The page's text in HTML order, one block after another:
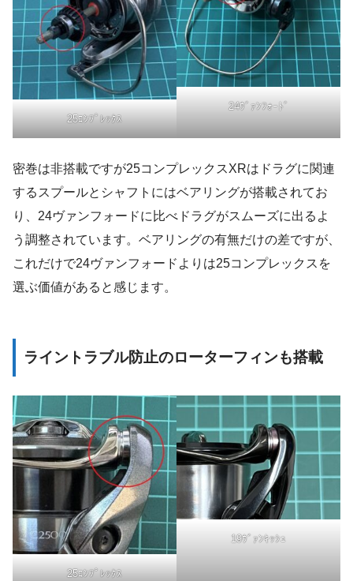
25ｺﾝﾌﾟﾚｯｸｽ
24ｳﾞｧﾝﾌｫｰﾄﾞ
密巻は非搭載ですが25コンプレックスXRはドラグに関連
するスプールとシャフトにはベアリングが搭載されてお
り、24ヴァンフォードに比べドラグがスムーズに出るよ
う調整されています。ベアリングの有無だけの差ですが、
これだけで24ヴァンフォードよりは25コンプレックスを
選ぶ価値があると感じます。
ライントラブル防止のローターフィンも搭載
25ｺﾝﾌﾟﾚｯｸｽ
19ｳﾞｧﾝｷｯｼｭ